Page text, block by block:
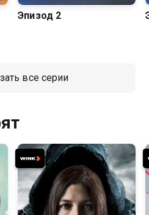
Эпизод 2
все серии